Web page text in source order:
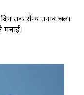
तक सैन्य तनाव चला
मनाई।